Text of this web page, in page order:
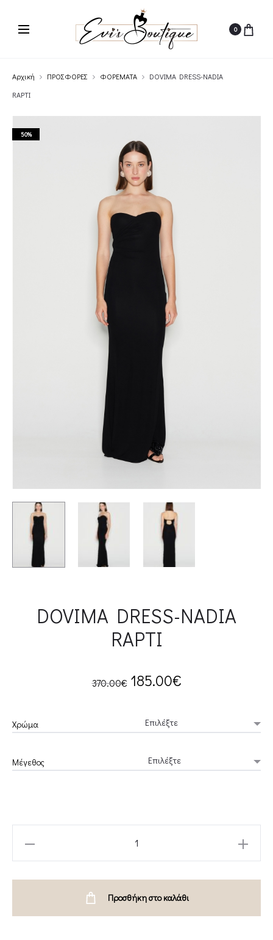
0
Αρχική ΠΡΟΣΦΟΡΕΣ ΦΟΡΕΜΑΤΑ
DOVIMA DRESS-NADIA
RAPTI
50%
DOVIMA DRESS-NADIA
RAPTI
370.00€ Original
was:
370.00€.
185.00€Current
is:
185.00€.
Χρώμα
Μέγεθος
Προσθήκη στο καλάθι